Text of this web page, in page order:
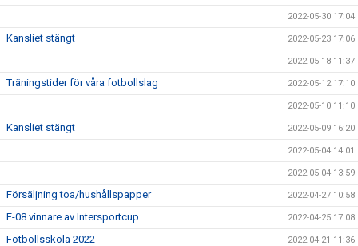
2022-05-30 17:04
Kansliet stängt 2022-05-23 17:06
2022-05-18 11:37
Träningstider för våra fotbollslag 2022-05-12 17:10
2022-05-10 11:10
Kansliet stängt 2022-05-09 16:20
2022-05-04 14:01
2022-05-04 13:59
Försäljning toa/hushållspapper 2022-04-27 10:58
F-08 vinnare av Intersportcup 2022-04-25 17:08
Fotbollsskola 2022 2022-04-21 11:36